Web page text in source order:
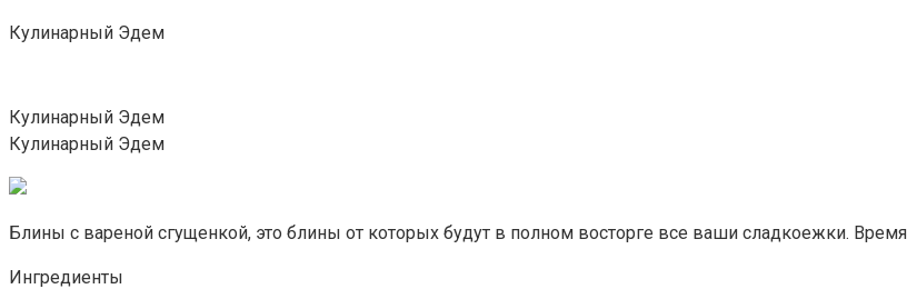
Кулинарный Эдем
Кулинарный Эдем
Кулинарный Эдем
Блины с вареной сгущенкой, это блины от которых будут в полном восторге все ваши сладкоежки.
Ингредиенты